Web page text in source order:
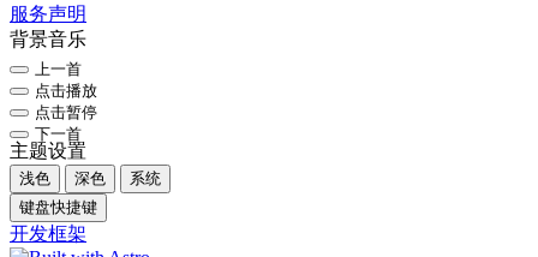
服务声明
背景音乐
上一首
点击播放
点击暂停
下一首
主题设置
浅色 深色
系统
键盘快捷键
开发框架